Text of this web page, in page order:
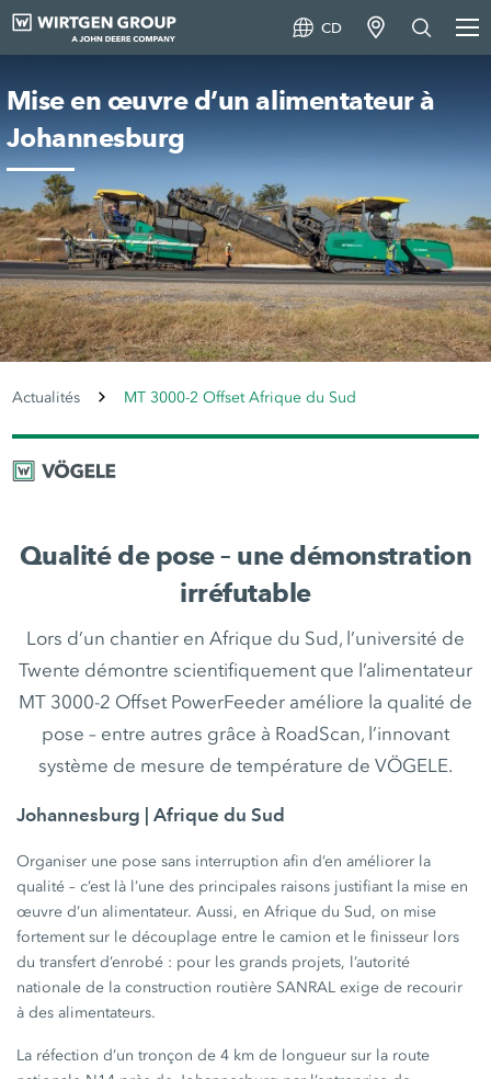
CD
Mise en œuvre d’un alimentateur à
Johannesburg
Actualités MT 3000-2 Offset Afrique du Sud
Qualité de pose – une démonstration
irréfutable
Lors d’un chantier en Afrique du Sud, l’université de
Twente démontre scientifiquement que l’alimentateur
MT 3000-2 Offset PowerFeeder améliore la qualité de
pose – entre autres grâce à RoadScan, l’innovant
système de mesure de température de VÖGELE.
Johannesburg | Afrique du Sud
Organiser une pose sans interruption afin d’en améliorer la
qualité – c’est là l’une des principales raisons justifiant la mise en
œuvre d’un alimentateur. Aussi, en Afrique du Sud, on mise
fortement sur le découplage entre le camion et le finisseur lors
du transfert d’enrobé : pour les grands projets, l’autorité
nationale de la construction routière SANRAL exige de recourir
à des alimentateurs.
La réfection d’un tronçon de 4 km de longueur sur la route